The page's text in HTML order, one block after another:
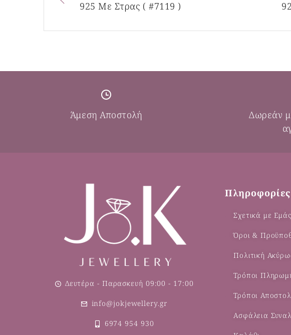
925 Με Στρας ( #7119 )
Άμεση Αποστολή
Δωρεάν
Δευτέρα - Παρασκευή 09:00 - 17:00
info@jokjewellery.gr
6974 954 930
Πληροφορίες
Σχετικά με Εμάς
Όροι &
Πολιτική
Τρόποι
Τρόποι
Ασφάλεια